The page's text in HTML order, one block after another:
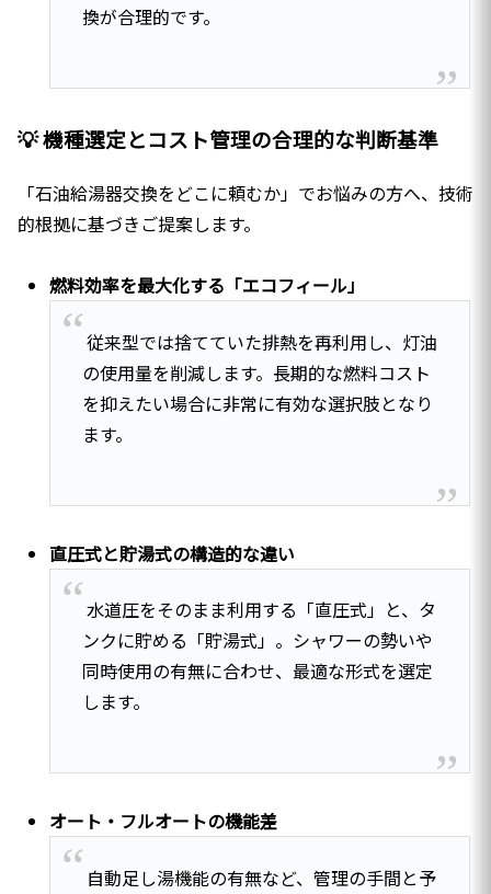
換が合理的です。
💡 機種選定とコスト管理の合理的な判断基準
「石油給湯器交換をどこに頼むか」でお悩みの方へ、技術
的根拠に基づきご提案します。
燃料効率を最大化する「エコフィール」
従来型では捨てていた排熱を再利用し、灯油
の使用量を削減します。長期的な燃料コスト
を抑えたい場合に非常に有効な選択肢となり
ます。
直圧式と貯湯式の構造的な違い
水道圧をそのまま利用する「直圧式」と、タ
ンクに貯める「貯湯式」。シャワーの勢いや
同時使用の有無に合わせ、最適な形式を選定
します。
オート・フルオートの機能差
自動足し湯機能の有無など、管理の手間と予